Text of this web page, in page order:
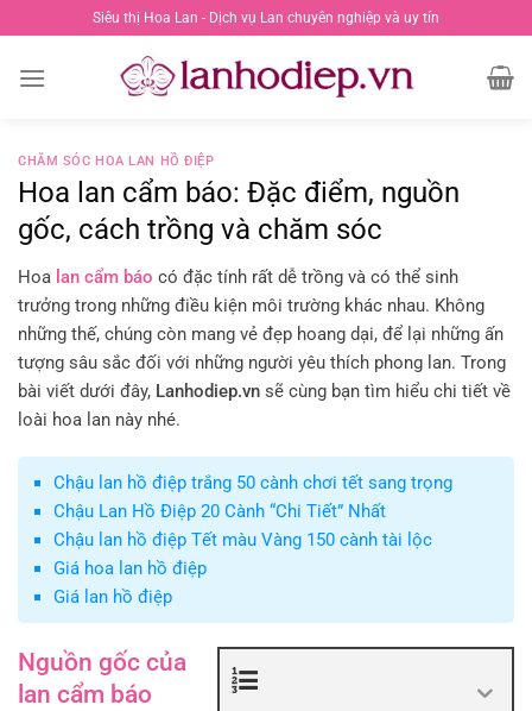
đến
nội
Siêu thị Hoa Lan - Dịch vụ Lan chuyên nghiệp và uy tín
CHĂM SÓC HOA LAN HỒ ĐIỆP
Hoa lan cẩm báo: Đặc điểm, nguồn
gốc, cách trồng và chăm sóc
Hoa lan cẩm báo có đặc tính rất dễ trồng và có thể sinh
trưởng trong những điều kiện môi trường khác nhau. Không
những thế, chúng còn mang vẻ đẹp hoang dại, để lại những ấn
tượng sâu sắc đối với những người yêu thích phong lan. Trong
bài viết dưới đây, Lanhodiep.vn sẽ cùng bạn tìm hiểu chi tiết về
loài hoa lan này nhé.
Chậu lan hồ điệp trắng 50 cành chơi tết sang trọng
Chậu Lan Hồ Điệp 20 Cành “Chi Tiết” Nhất
Chậu lan hồ điệp Tết màu Vàng 150 cành tài lộc
Giá hoa lan hồ điệp
Giá lan hồ điệp
Nguồn gốc của
lan cẩm báo